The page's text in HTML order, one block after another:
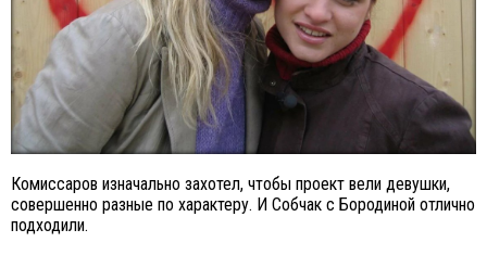
Комиссаров изначально захотел, чтобы проект вели девушки,
совершенно разные по характеру. И Собчак с Бородиной отлично
подходили.